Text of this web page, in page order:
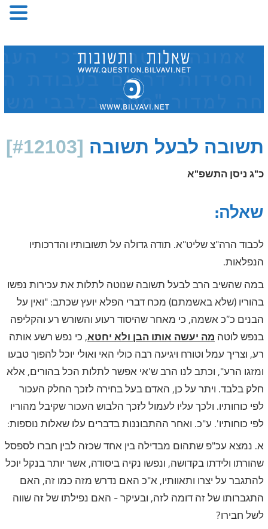
to
תשובה לבעל תשובה [#12103]
כ"ג ניסן התשפ"א
שאלה:
לכבוד הרה"צ שליט"א. תודה גדולה על תשובותיו והדרכותיו
הנפלאות.
במה שהשיב הרב לבעל תשובה שנוטה לתלות את עכירות נפשו
בהוריו (שלא באשמתם) מכח דברי הפלא יועץ שכתב: "ואין על
הבנים כ”כ אשמה, כי מאחר שהיסוד רעוע והשורש רע והקליפה
בנפש לוטה מה יעשה אותו הבן ולא יחטא, כי נפש רשע אותה
רע, וצריך עמל וטורח ויגיעה רבה כולי האי ואולי יוכל להפוך טבעו
ומזגו הרע", וכתב לנו הרב ש'אי אפשר לתלות הכל בהורים, אלא
חלק בלבד. ויתר על כן, האדם בעל בחירה לזכך החלק העכור
לפי כוחותיו. ולכך עליו לעמול לזכך הלבוש העכור שקיבל מהוריו
לפי כוחותיו'. ע"כ. ואחר ההתבוננות בדברים עלו שאלות נוספות:
א. נמצא עכ"פ שתהום מבדילה בין אחד שכזה לבין חברו לספסל
שהורתו ולידתו בקדושה, ונפשו נקיה ביסודה, אשר יותר בנקל יוכל
להתגבר על יצרו ותאוותיו, א"כ האם נדרש מזה כמו זה, האם
התגברותו של זה דומה לזה, ובעיקר - האם נפילתו של זה שווה
לשל חבירו?